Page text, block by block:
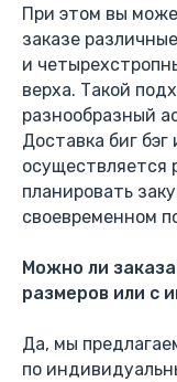
При этом вы
заказе
и
верха. Такой
разнообразный
Доставка биг
осуществляется
планировать
своевременном
Можно ли
размеров или с
Да, мы
по